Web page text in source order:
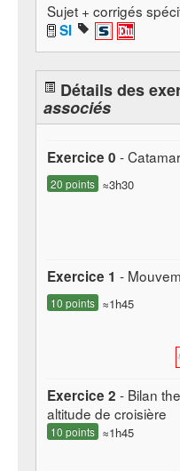
Sujet + corrigés
SI
Détails des
associés
Exercice 0 -
20 points ≈3h30
Exercice 1 -
10 points ≈1h45
Exercice 2 - Bilan
altitude de croisière
10 points ≈1h45